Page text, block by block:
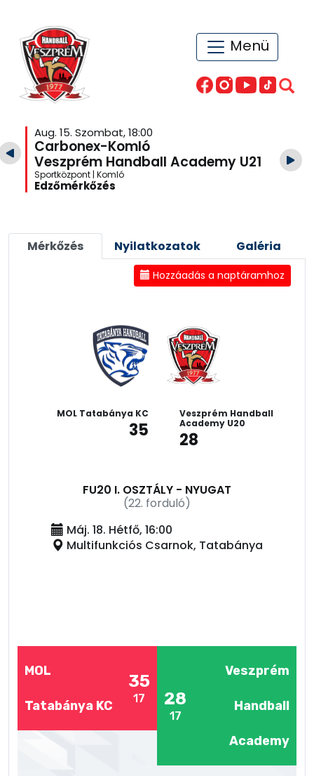
Menü
Aug. 15. Szombat, 18:00
Carbonex-Komló
Veszprém Handball Academy U21
Sportközpont | Komló
Edzőmérkőzés
Mérkőzés Nyilatkozatok Galéria
Hozzáadás a naptáramhoz
MOL Tatabánya KC
35
Veszprém Handball
Academy U20
28
FU20 I. OSZTÁLY - NYUGAT
(22. forduló)
Máj. 18. Hétfő, 16:00
Multifunkciós Csarnok, Tatabánya